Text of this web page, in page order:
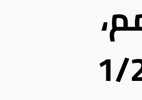
26 مم،
مدبب، 1/2